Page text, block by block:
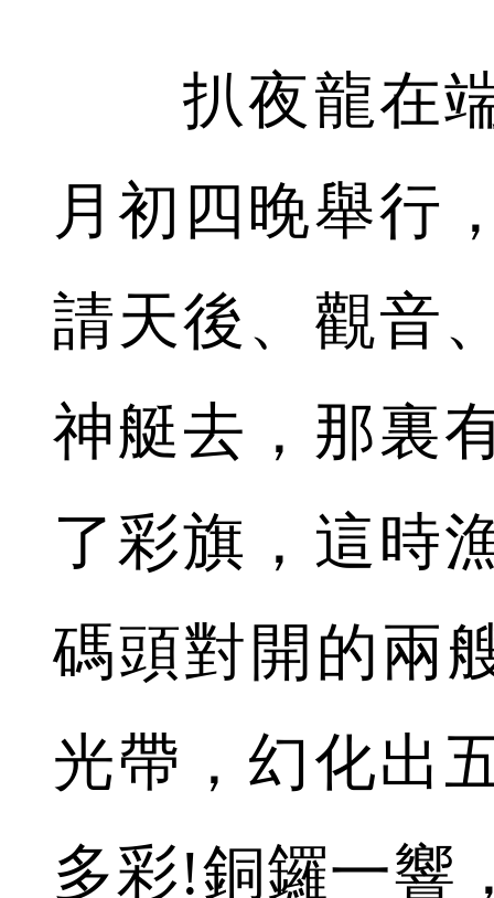
扒夜龍在端
月初四晚舉行
請天後、觀音
神艇去，那裏
了彩旗，這時
碼頭對開的兩
光帶，幻化出
多彩!銅鑼一響